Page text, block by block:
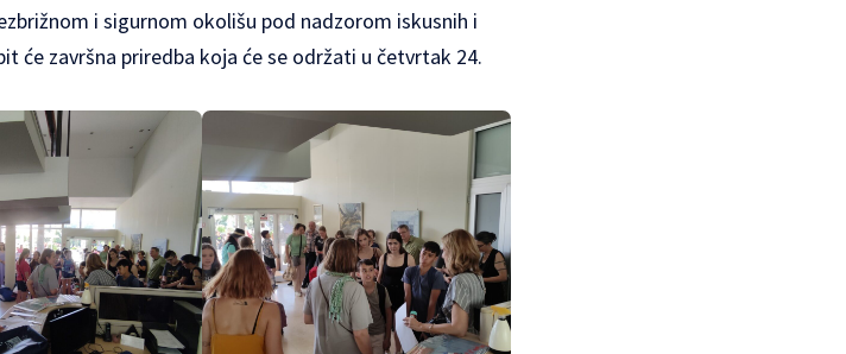
i sigurnom okolišu pod nadzorom iskusnih i
će završna priredba koja će se održati u četvrtak 24.